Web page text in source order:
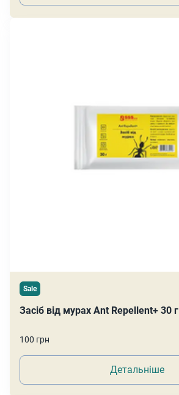
Sale
Засіб від мурах Ant Repellent+ 30 г
100 грн
Детальніше